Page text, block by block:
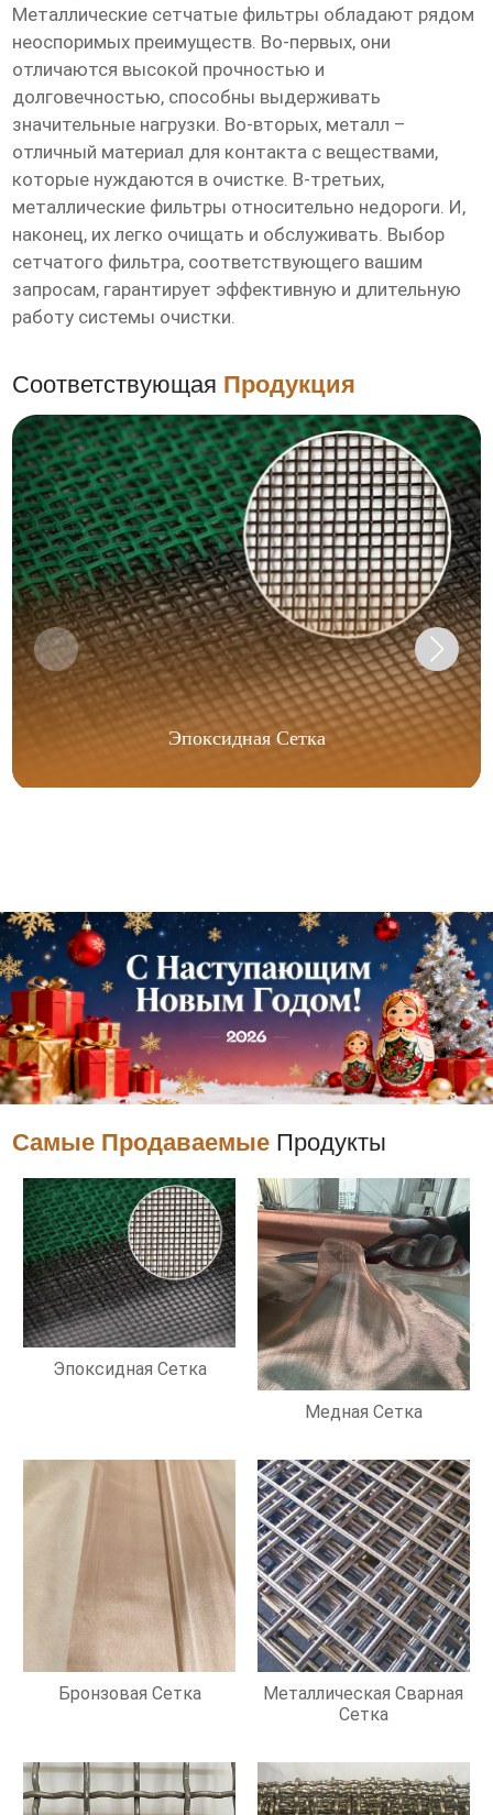
Металлические сетчатые фильтры обладают рядом
неоспоримых преимуществ. Во-первых, они
отличаются высокой прочностью и
долговечностью, способны выдерживать
значительные нагрузки. Во-вторых, металл –
отличный материал для контакта с веществами,
которые нуждаются в очистке. В-третьих,
металлические фильтры относительно недороги. И,
наконец, их легко очищать и обслуживать. Выбор
сетчатого фильтра, соответствующего вашим
запросам, гарантирует эффективную и длительную
работу системы очистки.
Соответствующая Продукция
Эпоксидная Сетка
Самые Продаваемые Продукты
Эпоксидная Сетка
Медная Сетка
Бронзовая Сетка
Металлическая Сварная
Сетка